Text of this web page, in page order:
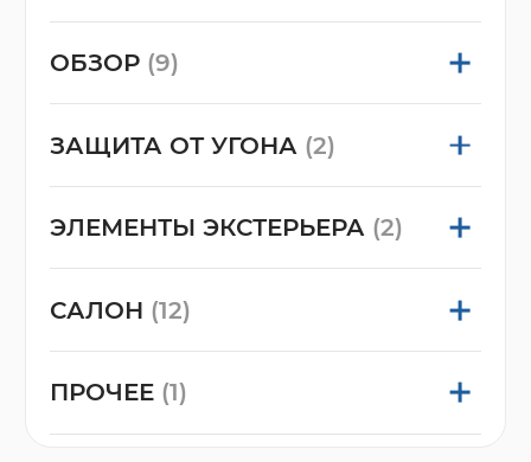
ОБЗОР (9)
ЗАЩИТА ОТ УГОНА (2)
ЭЛЕМЕНТЫ ЭКСТЕРЬЕРА (2)
САЛОН (12)
ПРОЧЕЕ (1)